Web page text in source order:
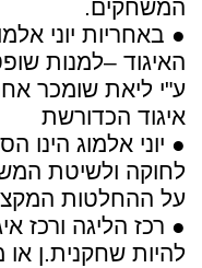
המשחקים.
● באחריות יוני
האיגוד –למנות
ע"י ליאת שומכר
איגוד הכדורשת
● יוני אלמוג
לחוקה ולשיטת
על ההחלטות
● רכז הליגה ורכז
להיות שחקנית.ן